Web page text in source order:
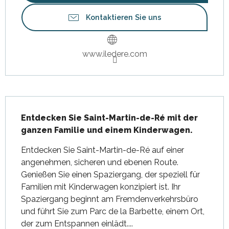
Kontaktieren Sie uns
www.iledere.com
Entdecken Sie Saint-Martin-de-Ré mit der
ganzen Familie und einem Kinderwagen.
Entdecken Sie Saint-Martin-de-Ré auf einer
angenehmen, sicheren und ebenen Route.
Genießen Sie einen Spaziergang, der speziell für
Familien mit Kinderwagen konzipiert ist. Ihr
Spaziergang beginnt am Fremdenverkehrsbüro
und führt Sie zum Parc de la Barbette, einem Ort,
der zum Entspannen einlädt....